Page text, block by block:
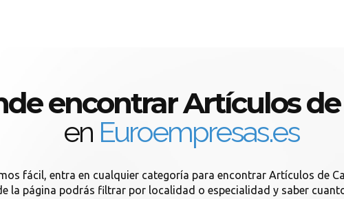
encontrar Artículos de
en Euroempresas.es
fácil, entra en cualquier categoría para encontrar Artículos de
la página podrás filtrar por localidad o especialidad y saber